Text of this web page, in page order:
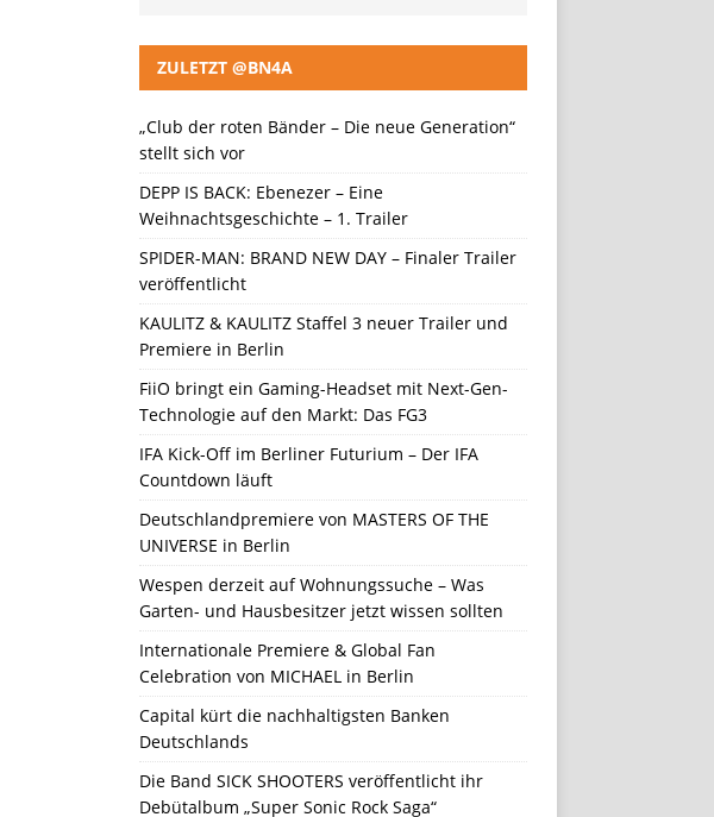
ZULETZT @BN4A
„Club der roten Bänder – Die neue Generation“
stellt sich vor
DEPP IS BACK: Ebenezer – Eine
Weihnachtsgeschichte – 1. Trailer
SPIDER-MAN: BRAND NEW DAY – Finaler Trailer
veröffentlicht
KAULITZ & KAULITZ Staffel 3 neuer Trailer und
Premiere in Berlin
FiiO bringt ein Gaming-Headset mit Next-Gen-
Technologie auf den Markt: Das FG3
IFA Kick-Off im Berliner Futurium – Der IFA
Countdown läuft
Deutschlandpremiere von MASTERS OF THE
UNIVERSE in Berlin
Wespen derzeit auf Wohnungssuche – Was
Garten- und Hausbesitzer jetzt wissen sollten
Internationale Premiere & Global Fan
Celebration von MICHAEL in Berlin
Capital kürt die nachhaltigsten Banken
Deutschlands
Die Band SICK SHOOTERS veröffentlicht ihr
Debütalbum „Super Sonic Rock Saga“